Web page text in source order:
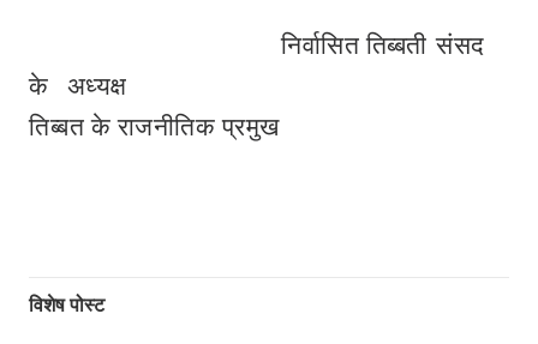
निर्वासित तिब्बती संसद
के अध्यक्ष
तिब्बत के राजनीतिक प्रमुख
विशेष पोस्ट